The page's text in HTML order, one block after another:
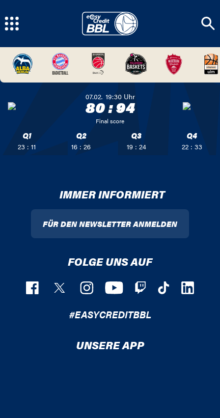
07.02. 19:30 Uhr
80:94
Final score
Q1
23 : 11
Q2
16 : 26
Q3
19 : 24
Q4
22 : 33
IMMER INFORMIERT
FÜR DEN NEWSLETTER ANMELDEN
FOLGE UNS AUF
#EASYCREDITBBL
UNSERE APP